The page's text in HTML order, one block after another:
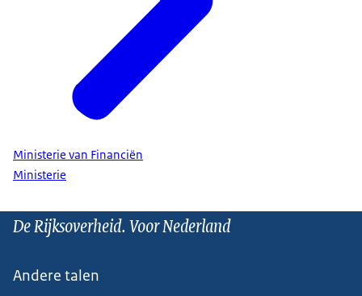
Ministerie van Financiën
Ministerie
De Rijksoverheid. Voor Nederland
Andere talen